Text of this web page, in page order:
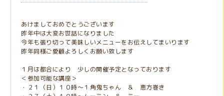
あけましておめでとうございます
昨年中は大変お世話になりました
今年も張り切って美味しいメニューをお伝えしてまいります
昨年同様ご愛顧よろしくお願い致します
１月は都合により 少しの開催予定となっております
＜参加可能な講座＞
・２１（日）１０時～１角鬼ちゃん ＆ 恵方巻き